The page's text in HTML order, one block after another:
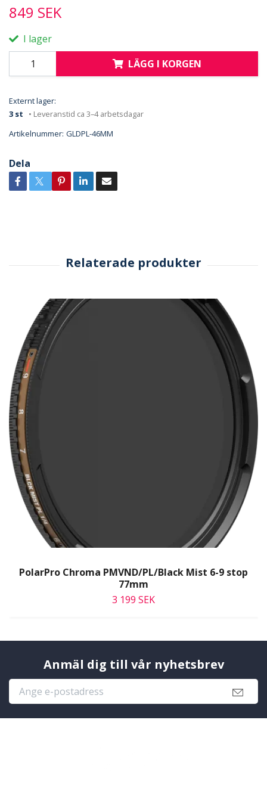
849 SEK
I lager
LÄGG I KORGEN
Externt lager:
3 st
• Leveranstid ca 3–4 arbetsdagar
Artikelnummer: GLDPL-46MM
Dela
PolarPro Chroma PMVND/PL/Black Mist 6-9 stop
77mm
3 199 SEK
Anmäl dig till vår nyhetsbrev